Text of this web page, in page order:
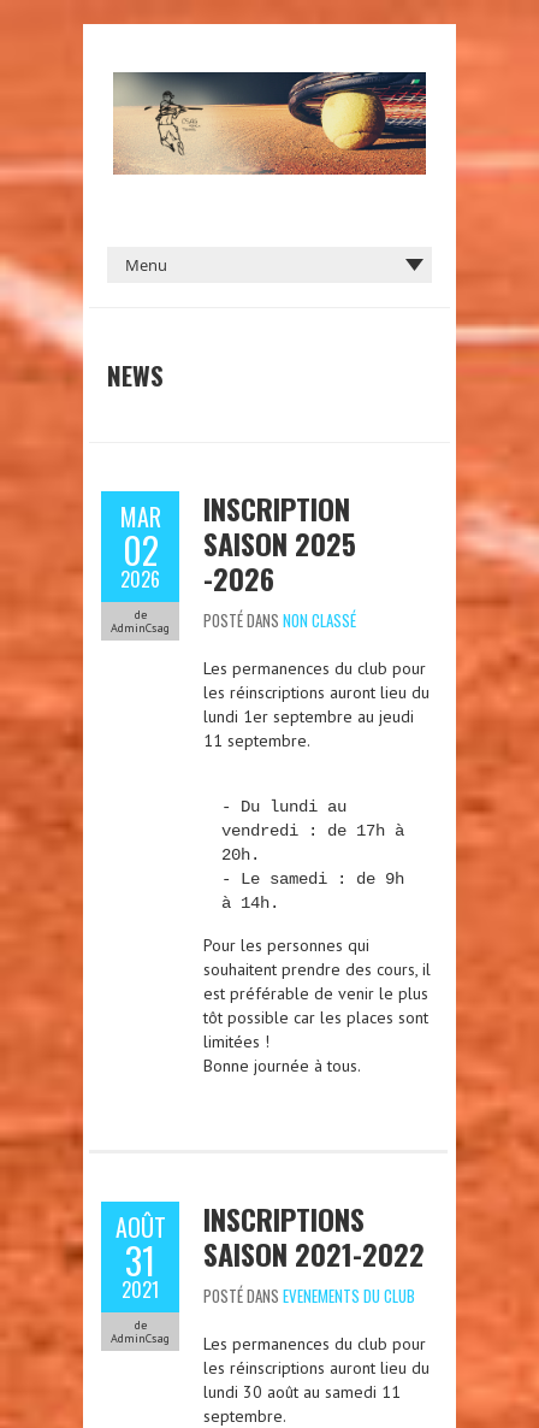
NEWS
MAR
02
2026
de
AdminCsag
INSCRIPTION
SAISON 2025
-2026
POSTÉ DANS NON CLASSÉ
Les permanences du club pour
les réinscriptions auront lieu du
lundi 1er septembre au jeudi
11 septembre.
- Du lundi au
vendredi : de 17h à
20h.
- Le samedi : de 9h
à 14h.
Pour les personnes qui
souhaitent prendre des cours, il
est préférable de venir le plus
tôt possible car les places sont
limitées !
Bonne journée à tous.
AOÛT
31
2021
de
AdminCsag
INSCRIPTIONS
SAISON 2021-2022
POSTÉ DANS EVENEMENTS DU CLUB
Les permanences du club pour
les réinscriptions auront lieu du
lundi 30 août au samedi 11
septembre.